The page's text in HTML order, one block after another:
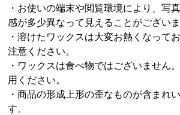
・お使いの端末や閲覧環境により、写
感が多少異なって見えることがございま
・溶けたワックスは大変お熱くなって
注意ください。
・ワックスは食べ物ではございません
用ください。
・商品の形成上形の歪なものが含まれ
す。